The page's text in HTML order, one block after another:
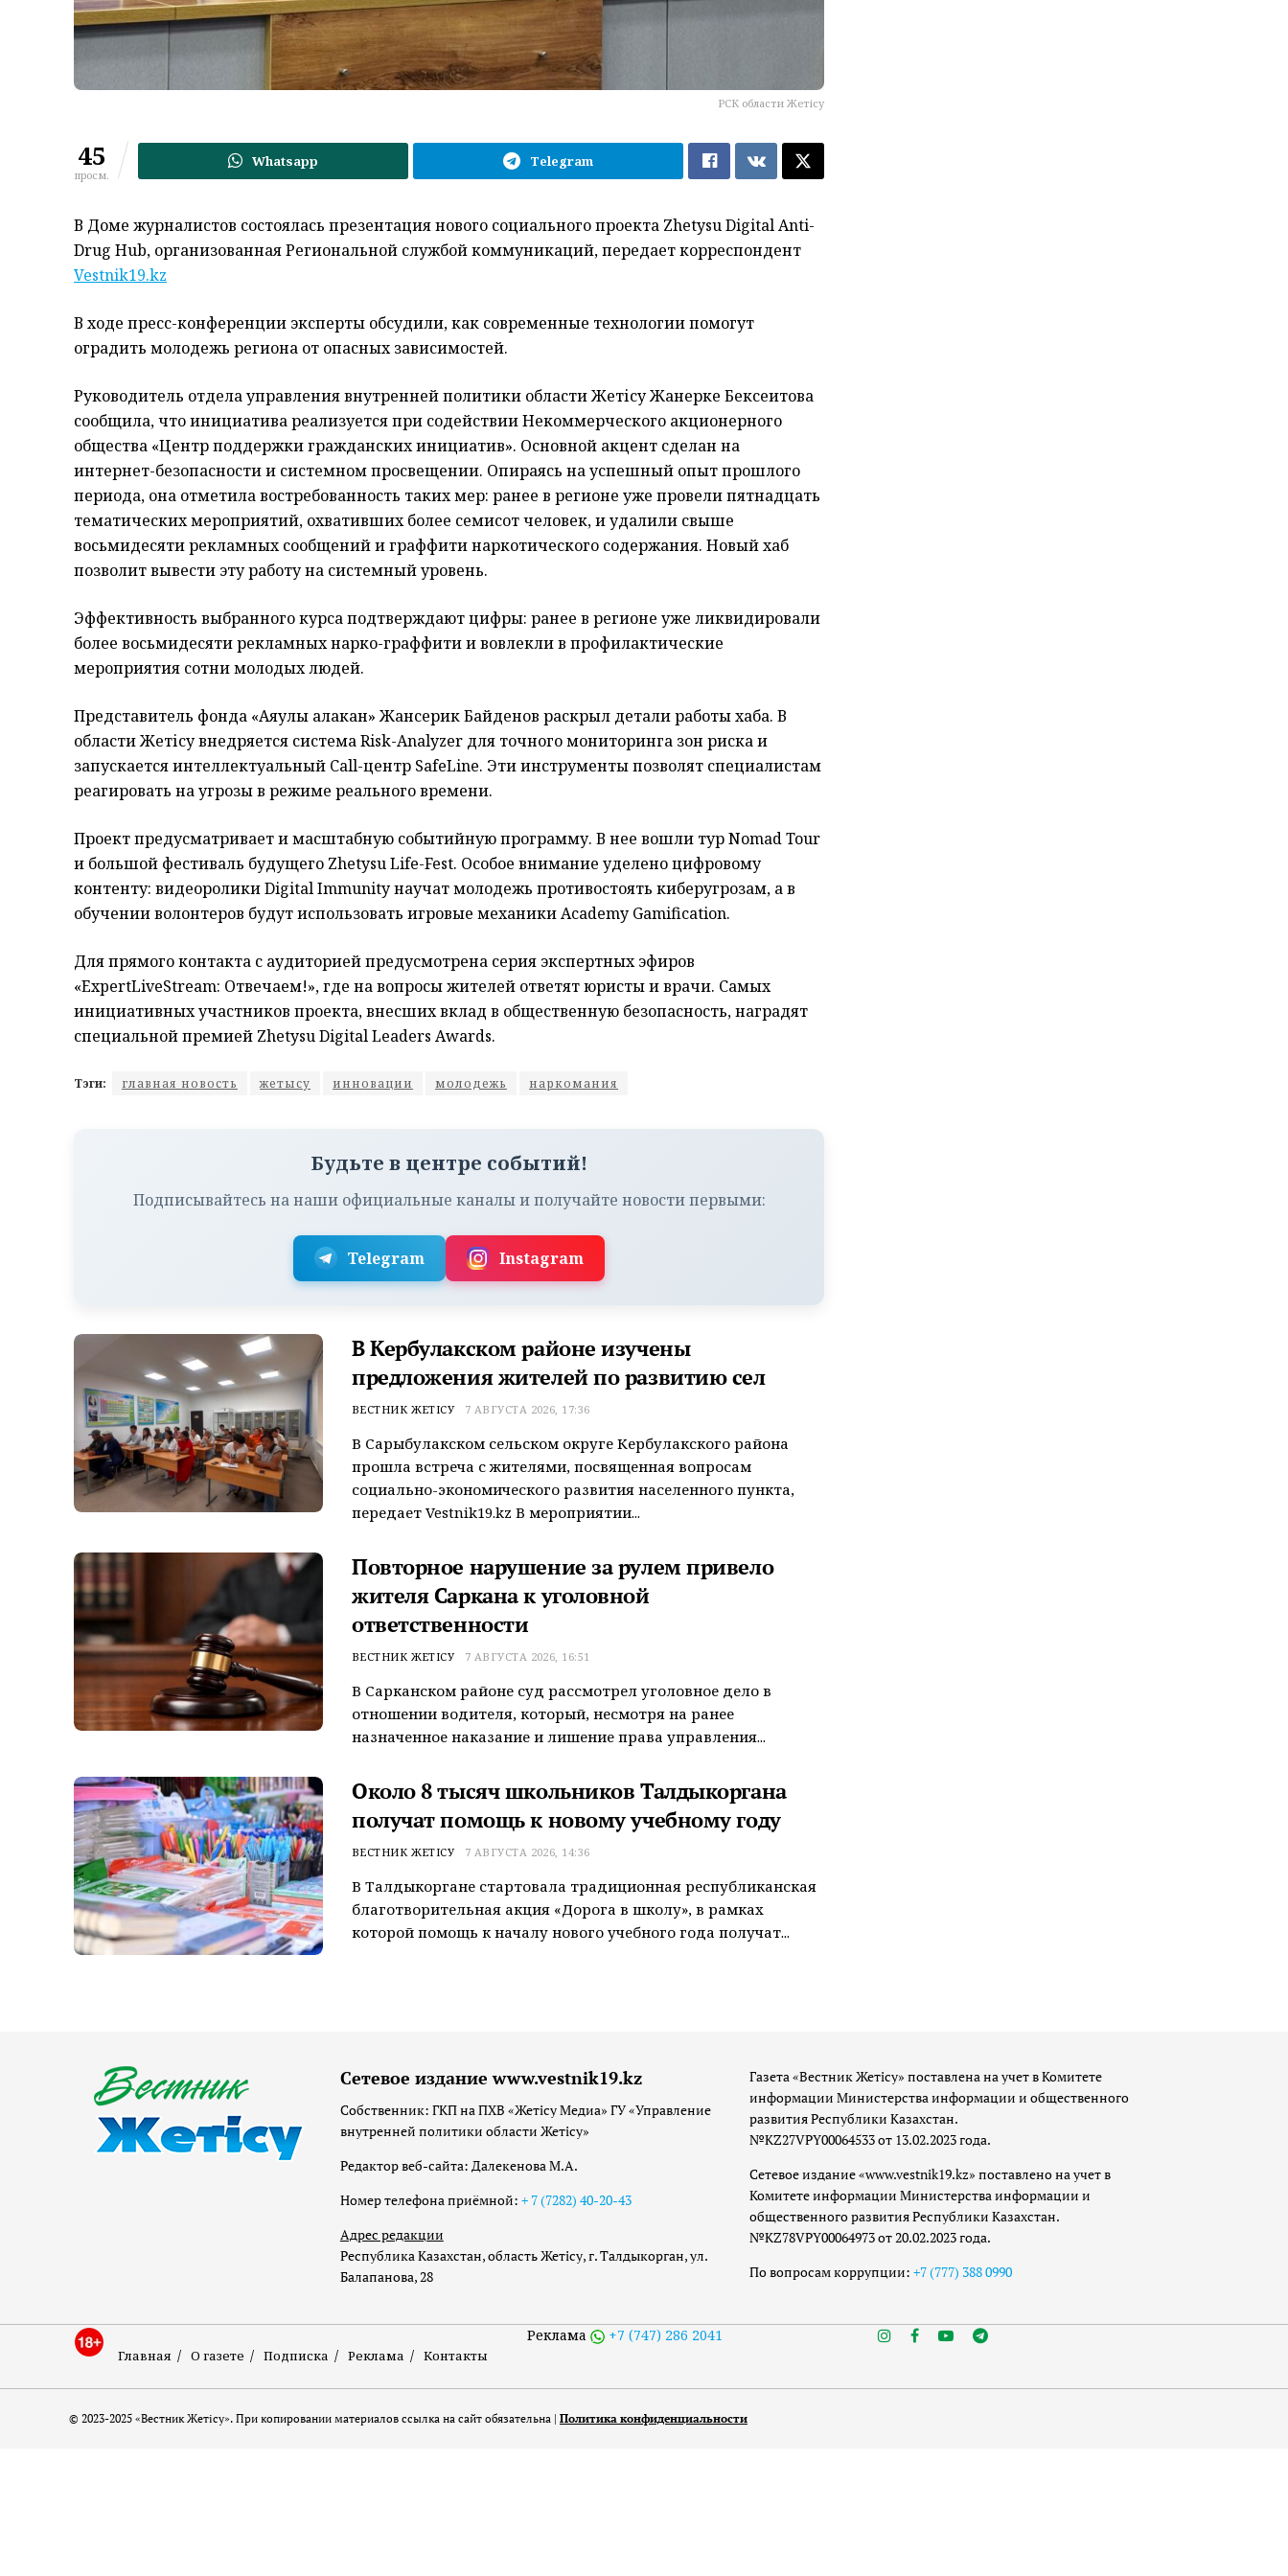
РСК области Жетісу
45
просм.
Whatsapp Telegram
В Доме журналистов состоялась презентация нового социального проекта Zhetysu Digital Anti-
Drug Hub, организованная Региональной службой коммуникаций, передает корреспондент
Vestnik19.kz
В ходе пресс-конференции эксперты обсудили, как современные технологии помогут
оградить молодежь региона от опасных зависимостей.
Руководитель отдела управления внутренней политики области Жетісу Жанерке Бексеитова
сообщила, что инициатива реализуется при содействии Некоммерческого акционерного
общества «Центр поддержки гражданских инициатив». Основной акцент сделан на
интернет-безопасности и системном просвещении. Опираясь на успешный опыт прошлого
периода, она отметила востребованность таких мер: ранее в регионе уже провели пятнадцать
тематических мероприятий, охвативших более семисот человек, и удалили свыше
восьмидесяти рекламных сообщений и граффити наркотического содержания. Новый хаб
позволит вывести эту работу на системный уровень.
Эффективность выбранного курса подтверждают цифры: ранее в регионе уже ликвидировали
более восьмидесяти рекламных нарко-граффити и вовлекли в профилактические
мероприятия сотни молодых людей.
Представитель фонда «Аяулы алакан» Жансерик Байденов раскрыл детали работы хаба. В
области Жетісу внедряется система Risk-Analyzer для точного мониторинга зон риска и
запускается интеллектуальный Call-центр SafeLine. Эти инструменты позволят специалистам
реагировать на угрозы в режиме реального времени.
Проект предусматривает и масштабную событийную программу. В нее вошли тур Nomad Tour
и большой фестиваль будущего Zhetysu Life-Fest. Особое внимание уделено цифровому
контенту: видеоролики Digital Immunity научат молодежь противостоять киберугрозам, а в
обучении волонтеров будут использовать игровые механики Academy Gamification.
Для прямого контакта с аудиторией предусмотрена серия экспертных эфиров
«ExpertLiveStream: Отвечаем!», где на вопросы жителей ответят юристы и врачи. Самых
инициативных участников проекта, внесших вклад в общественную безопасность, наградят
специальной премией Zhetysu Digital Leaders Awards.
Тэги: главная новость жетысу инновации молодежь наркомания
Будьте в центре событий!
Подписывайтесь на наши официальные каналы и получайте новости первыми:
Telegram Instagram
В Кербулакском районе изучены
предложения жителей по развитию сел
ВЕСТНИК ЖЕТІСУ 7 АВГУСТА 2026, 17:36
В Сарыбулакском сельском округе Кербулакского района
прошла встреча с жителями, посвященная вопросам
социально-экономического развития населенного пункта,
передает Vestnik19.kz В мероприятии...
Повторное нарушение за рулем привело
жителя Саркана к уголовной
ответственности
ВЕСТНИК ЖЕТІСУ 7 АВГУСТА 2026, 16:51
В Сарканском районе суд рассмотрел уголовное дело в
отношении водителя, который, несмотря на ранее
назначенное наказание и лишение права управления...
Около 8 тысяч школьников Талдыкоргана
получат помощь к новому учебному году
ВЕСТНИК ЖЕТІСУ 7 АВГУСТА 2026, 14:36
В Талдыкоргане стартовала традиционная республиканская
благотворительная акция «Дорога в школу», в рамках
которой помощь к началу нового учебного года получат...
Сетевое издание www.vestnik19.kz
Собственник: ГКП на ПХВ «Жетісу Медиа» ГУ «Управление
внутренней политики области Жетісу»
Редактор веб-сайта: Далекенова М.А.
Номер телефона приёмной: + 7 (7282) 40-20-43
Адрес редакции
Республика Казахстан, область Жетісу, г. Талдыкорган, ул.
Балапанова, 28
Газета «Вестник Жетісу» поставлена на учет в Комитете
информации Министерства информации и общественного
развития Республики Казахстан.
№KZ27VPY00064533 от 13.02.2023 года.
Сетевое издание «www.vestnik19.kz» поставлено на учет в
Комитете информации Министерства информации и
общественного развития Республики Казахстан.
№KZ78VPY00064973 от 20.02.2023 года.
По вопросам коррупции: +7 (777) 388 0990
Главная О газете Подписка Реклама Контакты
Реклама +7 (747) 286 2041
© 2023-2025 «Вестник Жетісу». При копировании материалов ссылка на сайт обязательна | Политика конфиденциальности